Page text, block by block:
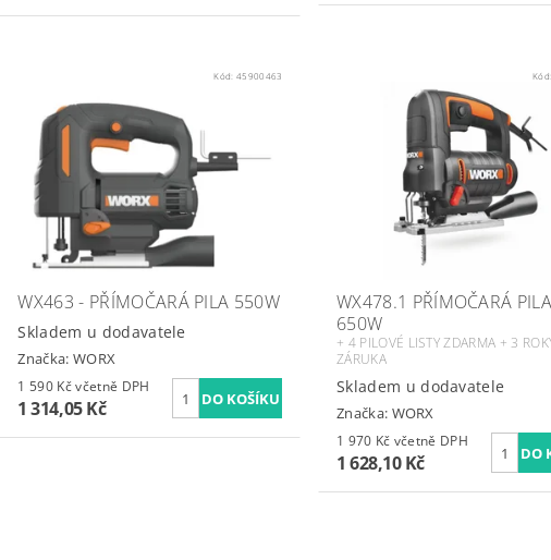
Kód: 45900463
WX463 - PŘÍMOČARÁ PILA 550W
Skladem u dodavatele
Značka: WORX
1 590 Kč včetně DPH
1 314,05 Kč
Kód:
WX478.1 PŘÍMOČARÁ PILA
650W
+ 4 PILOVÉ LISTY ZDARMA + 3
ZÁRUKA
Skladem u dodavatele
Značka: WORX
1 970 Kč včetně DPH
1 628,10 Kč